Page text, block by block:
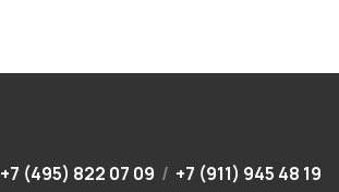
+7 (495) 822 07 09 / +7 (911) 945 48 19